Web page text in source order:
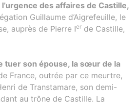
des affaires de Castille,
Guillaume d’Aigrefeuille, le
auprès de Pierre Ier de Castille,
tuer son épouse, la sœur de la
France, outrée par ce meurtre,
de Transtamare, son demi-
au trône de Castille. La